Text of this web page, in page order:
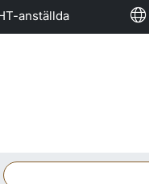
anställda